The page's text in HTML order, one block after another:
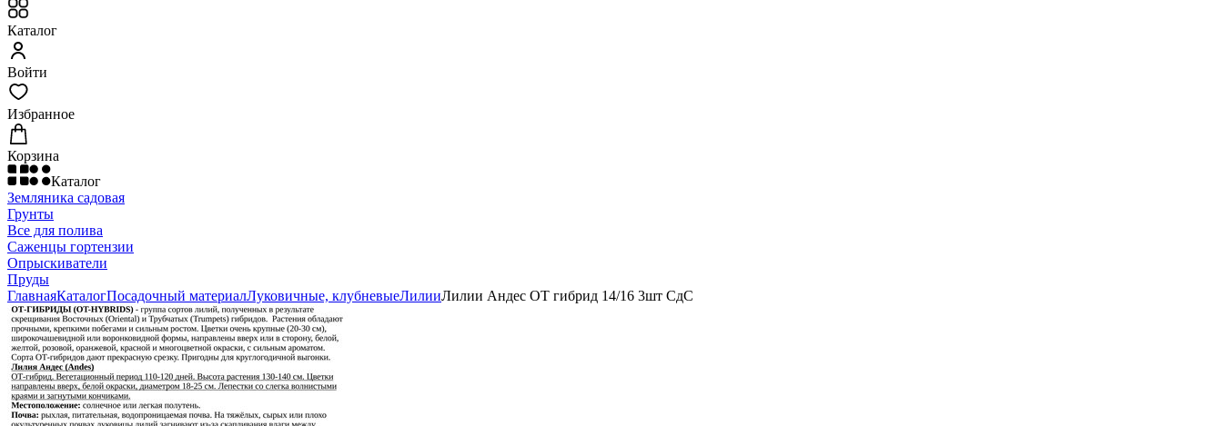
Каталог
Войти
Избранное
Корзина
Каталог
Земляника садовая
Грунты
Все для полива
Саженцы гортензии
Опрыскиватели
Пруды
ГлавнаяКаталогПосадочный материалЛуковичные, клубневыеЛилииЛилии Андес OT гибрид 14/16 3шт СдС